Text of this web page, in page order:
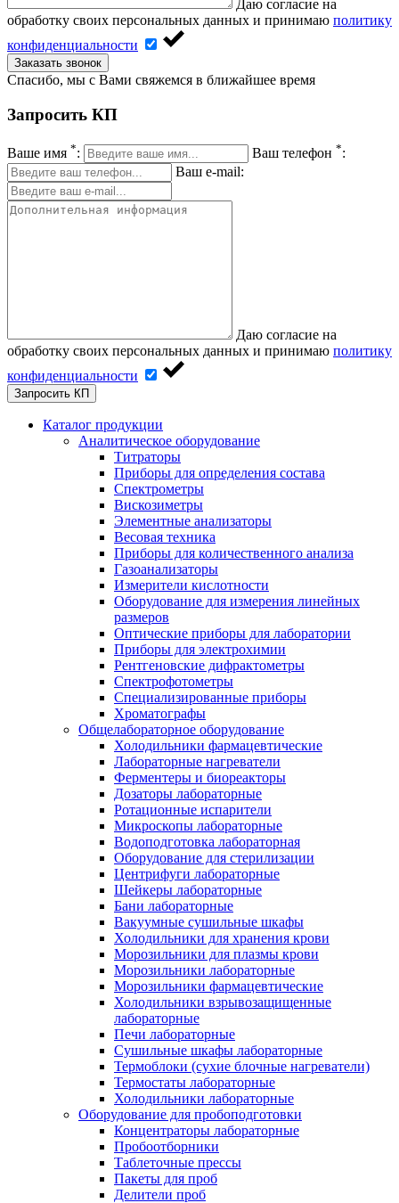
Даю согласие на
обработку своих персональных данных и принимаю политику
конфиденциальности
Заказать звонок
Спасибо, мы с Вами свяжемся в ближайшее время
Запросить КП
Ваше имя *: Ваш телефон *:
Ваш e-mail:
Даю согласие на
обработку своих персональных данных и принимаю политику
конфиденциальности
Запросить КП
Каталог продукции
Аналитическое оборудование
Титраторы
Приборы для определения состава
Спектрометры
Вискозиметры
Элементные анализаторы
Весовая техника
Приборы для количественного анализа
Газоанализаторы
Измерители кислотности
Оборудование для измерения линейных
размеров
Оптические приборы для лаборатории
Приборы для электрохимии
Рентгеновские дифрактометры
Спектрофотометры
Специализированные приборы
Хроматографы
Общелабораторное оборудование
Холодильники фармацевтические
Лабораторные нагреватели
Ферментеры и биореакторы
Дозаторы лабораторные
Ротационные испарители
Микроскопы лабораторные
Водоподготовка лабораторная
Оборудование для стерилизации
Центрифуги лабораторные
Шейкеры лабораторные
Бани лабораторные
Вакуумные сушильные шкафы
Холодильники для хранения крови
Морозильники для плазмы крови
Морозильники лабораторные
Морозильники фармацевтические
Холодильники взрывозащищенные
лабораторные
Печи лабораторные
Сушильные шкафы лабораторные
Термоблоки (сухие блочные нагреватели)
Термостаты лабораторные
Холодильники лабораторные
Оборудование для пробоподготовки
Концентраторы лабораторные
Пробоотборники
Таблеточные прессы
Пакеты для проб
Делители проб